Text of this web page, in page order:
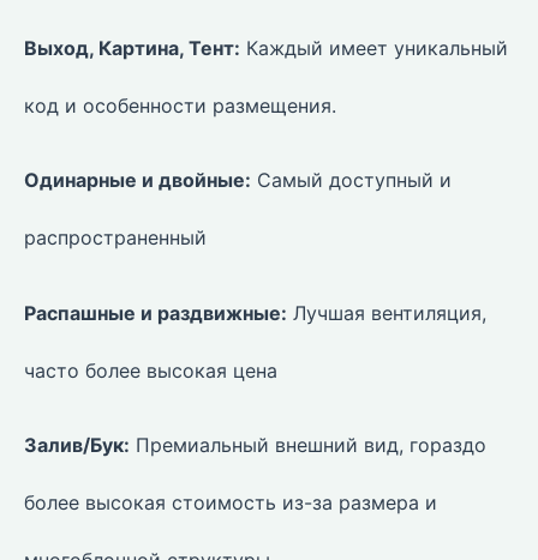
Выход, Картина, Тент: Каждый имеет уникальный
код и особенности размещения.
Одинарные и двойные: Самый доступный и
распространенный
Распашные и раздвижные: Лучшая вентиляция,
часто более высокая цена
Залив/Бук: Премиальный внешний вид, гораздо
более высокая стоимость из-за размера и